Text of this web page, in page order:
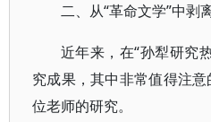
二、从“革命文学”中剥
近年来，在“孙犁研究
究成果，其中非常值得注
位老师的研究。